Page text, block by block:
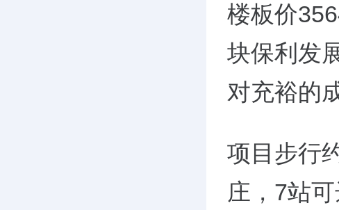
楼板价
块保利发
对充裕的
项目步行
庄，7站